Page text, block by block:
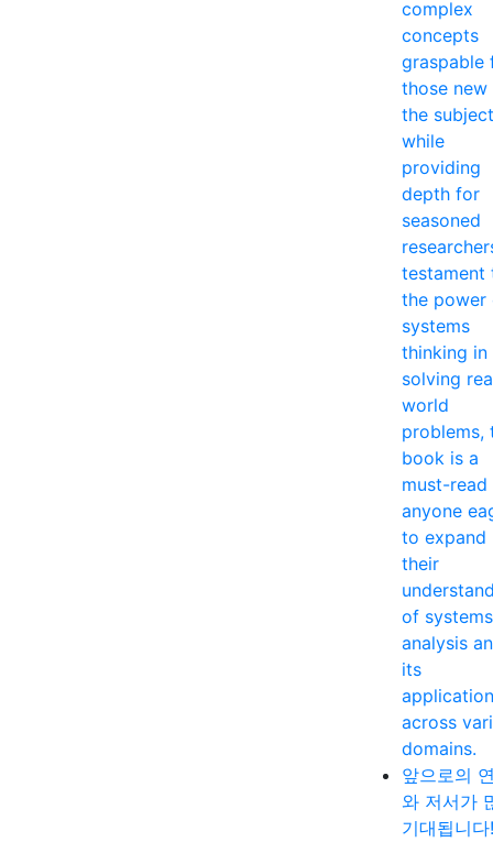
complex
concepts
graspable
those
the subject
while
providing
depth for
seasoned
testament
the power
systems
thinking in
solving
world
problems,
book is a
must-
anyone
to expand
their
of systems
analysis
its
across
domains.
앞으로의
와 저서가
기대됩니다!